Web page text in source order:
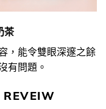
茶
，能令雙眼深邃之餘
有問題。
REVEIW